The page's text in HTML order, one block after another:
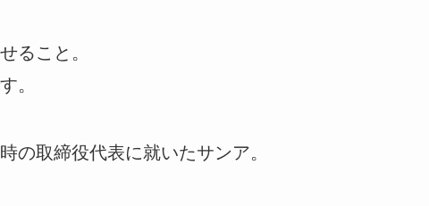
ること。
。
の取締役代表に就いたサンア。